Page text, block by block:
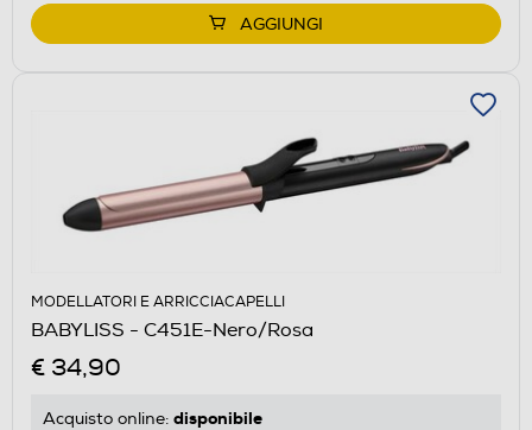
AGGIUNGI
MODELLATORI E ARRICCIACAPELLI
BABYLISS - C451E-Nero/Rosa
€ 34,90
Acquisto online: disponibile